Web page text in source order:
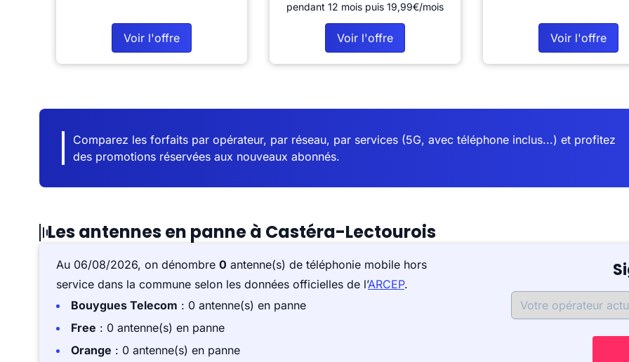
Voir l'offre
pendant 12 mois puis 19,99€/mois
Voir l'offre Voir l'offre
Comparez les forfaits par opérateur, par réseau, par services (5G, avec téléphone inclus...) et profitez
des promotions réservées aux nouveaux abonnés.
Les antennes en panne à Castéra-Lectourois
Au 06/08/2026, on dénombre 0 antenne(s) de téléphonie mobile hors
service dans la commune selon les données officielles de l’ARCEP.
Bouygues Telecom : 0 antenne(s) en panne
Free : 0 antenne(s) en panne
Orange : 0 antenne(s) en panne